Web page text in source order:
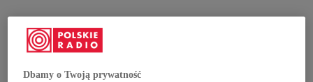
Dbamy o Twoją prywatność